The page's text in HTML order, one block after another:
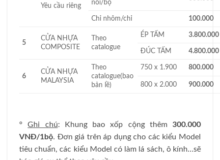
Yêu cầu riêng
nổi/bộ
Chỉ nhôm/chỉ 100.000
5
CỬA NHỰA
COMPOSITE
Theo
catalogue
ÉP TẤM 3.800.000
ĐÚC TẤM 4.800.000
6
CỬA NHỰA
MALAYSIA
Theo
catalogue(bao
bản lề)
750 x 1.900 800.000
800 x 2.000 900.000
°Ghi chú: Khung bao xốp cộng thêm 300.000
VNĐ/1bộ. Đơn giá trên áp dụng cho các kiểu Model
tiêu chuẩn, các kiểu Model có làm lá sách, ô kính…sẽ